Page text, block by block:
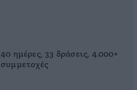
40 ημέρες, 33 δράσεις, 4.000+
συμμετοχές